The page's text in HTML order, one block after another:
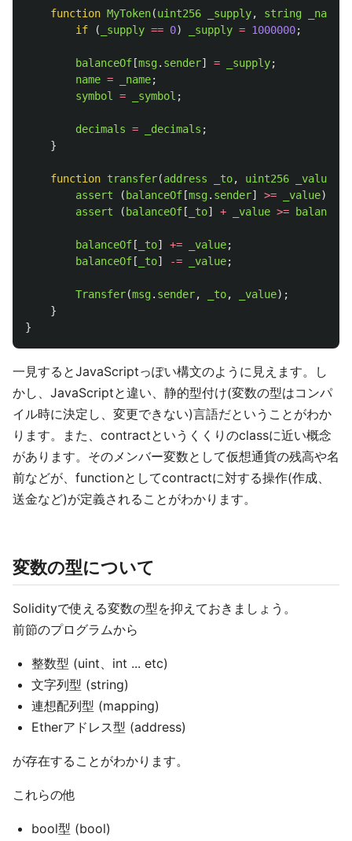
function MyToken(uint256 _supply, string _name
if
( _supply == 0) _supply = 1000000;
balanceOf [msg. sender] = _supply;
name = _name;
symbol
= _symbol ;
decimals = _decimals ;
}
function transfer(address _to, uint256 _value
assert
( balanceOf [msg. sender] >= _value);
assert
( balanceOf [ _to] + _value >= balanceOf
balanceOf [ _to] += _value;
balanceOf [ _to] -= _value;
Transfer(msg. sender, _to, _value);
}
}
一見するとJavaScriptっぽい構文のように見えます。し
かし、JavaScriptと違い、静的型付け(変数の型はコンパ
イル時に決定し、変更できない)言語だということがわか
ります。また、contractというくくりのclassに近い概念
があります。そのメンバー変数として仮想通貨の残高や名
前などが、functionとしてcontractに対する操作(作成、
送金など)が定義されることがわかります。
変数の型について
Solidityで使える変数の型を抑えておきましょう。
前節のプログラムから
整数型 (uint、int ... etc)
文字列型 (string)
連想配列型 (mapping)
Etherアドレス型 (address)
が存在することがわかります。
これらの他
bool型 (bool)